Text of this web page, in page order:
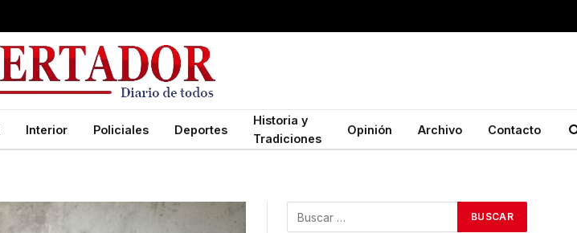
Interior Policiales Deportes
Historia y
Tradiciones
Opinión Archivo Contacto